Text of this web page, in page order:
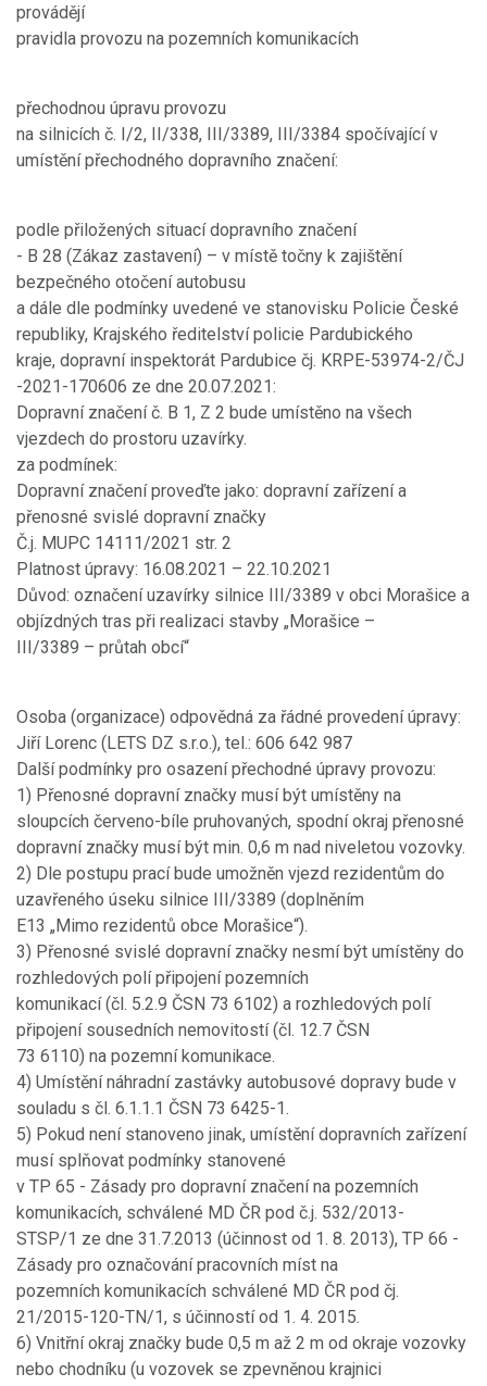
provádějí
pravidla provozu na pozemních komunikacích
přechodnou úpravu provozu
na silnicích č. I/2, II/338, III/3389, III/3384 spočívající v
umístění přechodného dopravního značení:
podle přiložených situací dopravního značení
- B 28 (Zákaz zastavení) – v místě točny k zajištění
bezpečného otočení autobusu
a dále dle podmínky uvedené ve stanovisku Policie České
republiky, Krajského ředitelství policie Pardubického
kraje, dopravní inspektorát Pardubice čj. KRPE-53974-2/ČJ
-2021-170606 ze dne 20.07.2021:
Dopravní značení č. B 1, Z 2 bude umístěno na všech
vjezdech do prostoru uzavírky.
za podmínek:
Dopravní značení proveďte jako: dopravní zařízení a
přenosné svislé dopravní značky
Č.j. MUPC 14111/2021 str. 2
Platnost úpravy: 16.08.2021 – 22.10.2021
Důvod: označení uzavírky silnice III/3389 v obci Morašice a
objízdných tras při realizaci stavby „Morašice –
III/3389 – průtah obcí“
Osoba (organizace) odpovědná za řádné provedení úpravy:
Jiří Lorenc (LETS DZ s.r.o.), tel.: 606 642 987
Další podmínky pro osazení přechodné úpravy provozu:
1) Přenosné dopravní značky musí být umístěny na
sloupcích červeno-bíle pruhovaných, spodní okraj přenosné
dopravní značky musí být min. 0,6 m nad niveletou vozovky.
2) Dle postupu prací bude umožněn vjezd rezidentům do
uzavřeného úseku silnice III/3389 (doplněním
E13 „Mimo rezidentů obce Morašice“).
3) Přenosné svislé dopravní značky nesmí být umístěny do
rozhledových polí připojení pozemních
komunikací (čl. 5.2.9 ČSN 73 6102) a rozhledových polí
připojení sousedních nemovitostí (čl. 12.7 ČSN
73 6110) na pozemní komunikace.
4) Umístění náhradní zastávky autobusové dopravy bude v
souladu s čl. 6.1.1.1 ČSN 73 6425-1.
5) Pokud není stanoveno jinak, umístění dopravních zařízení
musí splňovat podmínky stanovené
v TP 65 - Zásady pro dopravní značení na pozemních
komunikacích, schválené MD ČR pod č.j. 532/2013-
STSP/1 ze dne 31.7.2013 (účinnost od 1. 8. 2013), TP 66 -
Zásady pro označování pracovních míst na
pozemních komunikacích schválené MD ČR pod čj.
21/2015-120-TN/1, s účinností od 1. 4. 2015.
6) Vnitřní okraj značky bude 0,5 m až 2 m od okraje vozovky
nebo chodníku (u vozovek se zpevněnou krajnici